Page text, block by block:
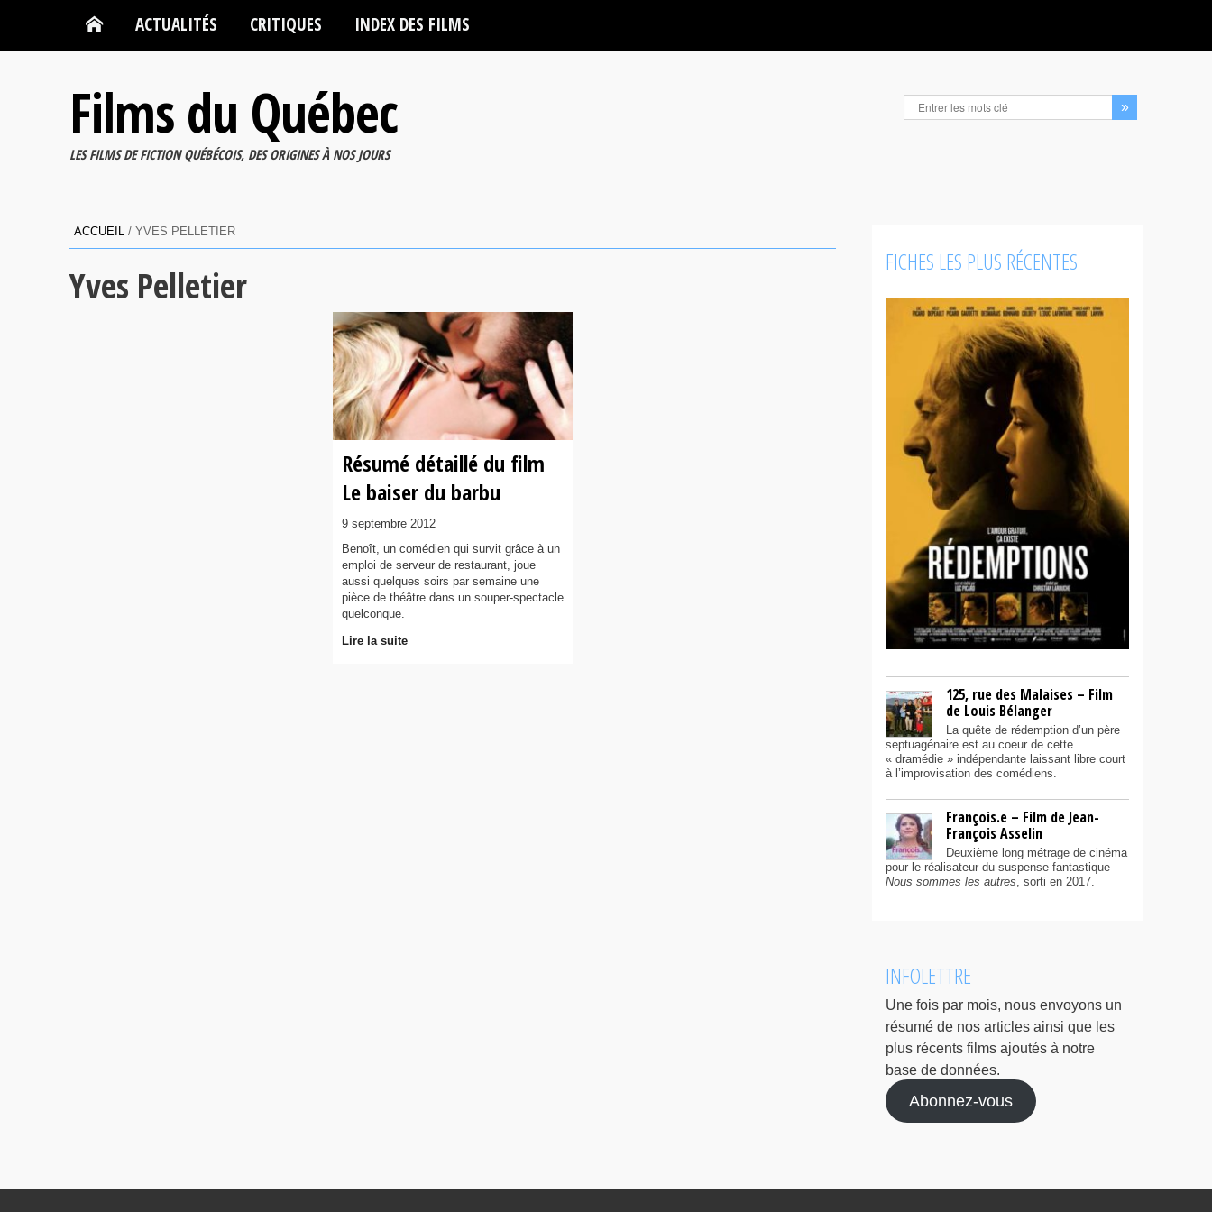
ACTUALITÉS CRITIQUES INDEX DES FILMS
Films du Québec
LES FILMS DE FICTION QUÉBÉCOIS, DES ORIGINES À NOS JOURS
ACCUEIL / YVES PELLETIER
Yves Pelletier
Résumé détaillé du film
Le baiser du barbu
9 septembre 2012
Benoît, un comédien qui survit grâce à un
emploi de serveur de restaurant, joue
aussi quelques soirs par semaine une
pièce de théâtre dans un souper-spectacle
quelconque.
Lire la suite
FICHES LES PLUS RÉCENTES
125, rue des Malaises – Film
de Louis Bélanger
La quête de rédemption d’un père
septuagénaire est au coeur de cette
« dramédie » indépendante laissant libre court
à l’improvisation des comédiens.
François.e – Film de Jean-
François Asselin
Deuxième long métrage de cinéma
pour le réalisateur du suspense fantastique
Nous sommes les autres, sorti en 2017.
INFOLETTRE
Une fois par mois, nous envoyons un
résumé de nos articles ainsi que les
plus récents films ajoutés à notre
base de données.
Abonnez-vous